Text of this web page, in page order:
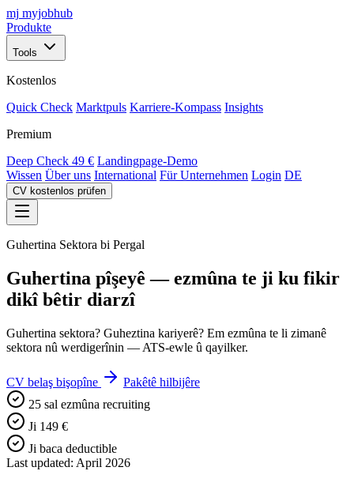
mj myjobhub
Produkte
Tools
Kostenlos
Quick Check Marktpuls Karriere-Kompass Insights
Premium
Deep Check 49 € Landingpage-Demo
Wissen Über uns International Für Unternehmen Login DE
CV kostenlos prüfen
Guhertina Sektora bi Pergal
Guhertina pîşeyê — ezmûna te ji ku fikir
dikî bêtir diarzî
Guhertina sektora? Guheztina kariyerê? Em ezmûna te li zimanê
sektora nû werdigerînin — ATS-ewle û qayilker.
CV belaş bişopîne
Pakêtê hilbijêre
25 sal ezmûna recruiting
Ji 149 €
Ji baca deductible
Last updated: April 2026